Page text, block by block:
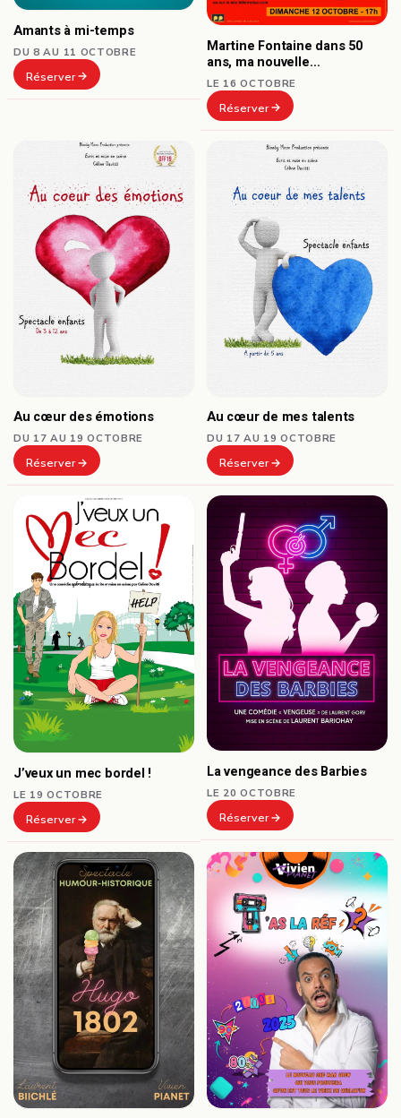
Amants à mi-temps
DU 8 AU 11 OCTOBRE
Réserver
Martine Fontaine dans 50
ans, ma nouvelle
adolescence
LE 16 OCTOBRE
Réserver
Au cœur des émotions
DU 17 AU 19 OCTOBRE
Réserver
Au cœur de mes talents
DU 17 AU 19 OCTOBRE
Réserver
J’veux un mec bordel !
LE 19 OCTOBRE
Réserver
La vengeance des Barbies
LE 20 OCTOBRE
Réserver